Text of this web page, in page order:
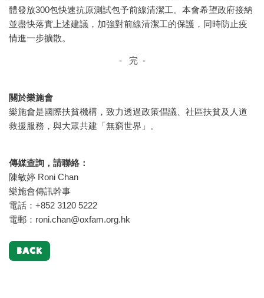
體發放300包快速抗原測試包予前線清潔工。本會希望政府接納
並盡快落實上述建議，加強對前線清潔工的保護，同時防止疫
情進一步擴散。
- 完 -
關於樂施會
樂施會是國際扶貧機構，致力透過政策倡議、社區扶貧及人道
救援服務，與大眾共建「無窮世界」。
傳媒查詢，請聯絡：
陳敏婷 Roni Chan
樂施會傳訊幹事
電話：+852 3120 5222
電郵： roni.chan@oxfam.org.hk
BACK